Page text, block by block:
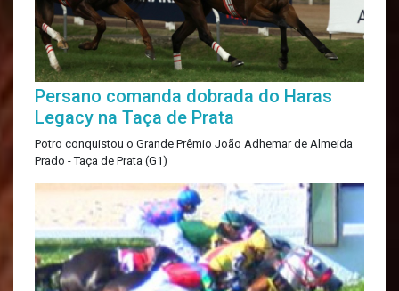
Persano comanda dobrada do Haras
Legacy na Taça de Prata
Potro conquistou o Grande Prêmio João Adhemar de Almeida
Prado - Taça de Prata (G1)